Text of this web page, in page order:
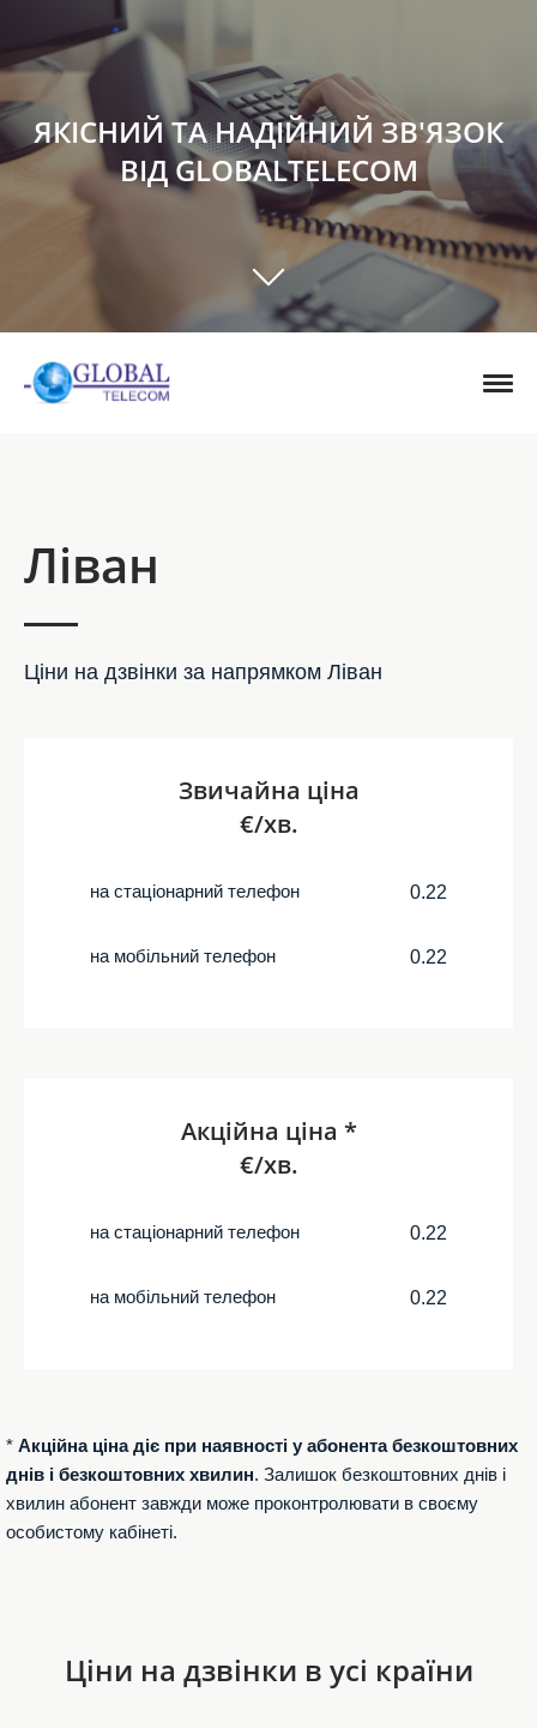
ЯКІСНИЙ ТА НАДІЙНИЙ ЗВ'ЯЗОК
ВІД GLOBALTELECOM
Ліван
Ціни на дзвінки за напрямком Ліван
Звичайна ціна
€/хв.
на стаціонарний телефон 0.22
на мобільний телефон 0.22
Акційна ціна *
€/хв.
на стаціонарний телефон 0.22
на мобільний телефон 0.22
* Акційна ціна діє при наявності у абонента безкоштовних
днів і безкоштовних хвилин. Залишок безкоштовних днів і
хвилин абонент завжди може проконтролювати в своєму
особистому кабінеті.
Ціни на дзвінки в усі країни